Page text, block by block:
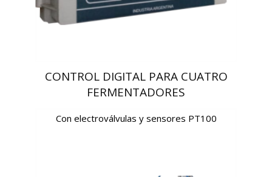
CONTROL DIGITAL PARA CUATRO
FERMENTADORES
Con electroválvulas y sensores PT100